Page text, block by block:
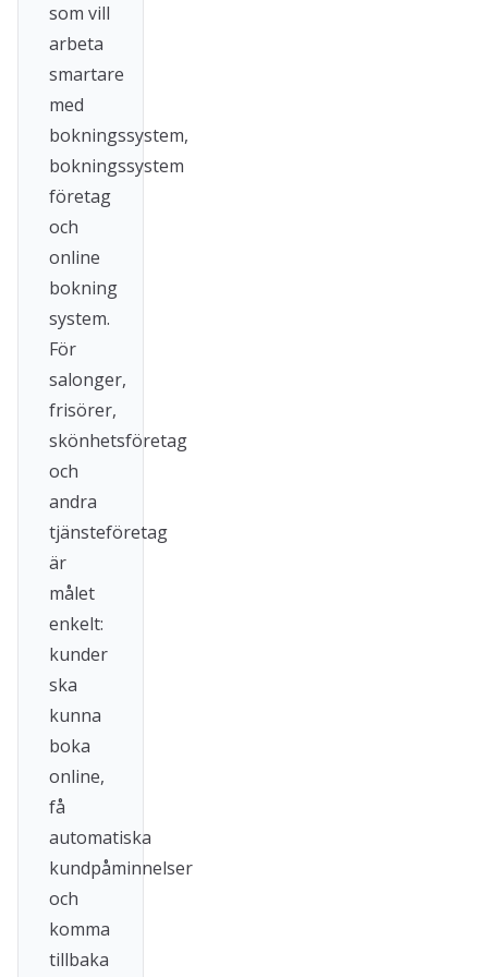
som vill
arbeta
smartare
med
bokningssystem,
bokningssystem
företag
och
online
bokning
system.
För
salonger,
frisörer,
skönhetsföretag
och
andra
tjänsteföretag
är
målet
enkelt:
kunder
ska
kunna
boka
online,
få
automatiska
kundpåminnelser
och
komma
tillbaka